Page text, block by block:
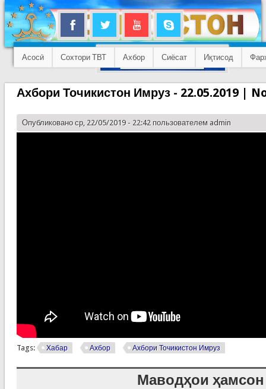
Асосӣ Сохтори ТВТ Ахбор Сиёсат Иқтисод
Ахбори Точикистон Имруз - 22.05.2019 |
Опубликовано ср, 22/05/2019 - 22:42 пользователем admin
Tags: Хабар Ахбор Ахбори Точикистон Имруз
Маводҳои ҳамсон